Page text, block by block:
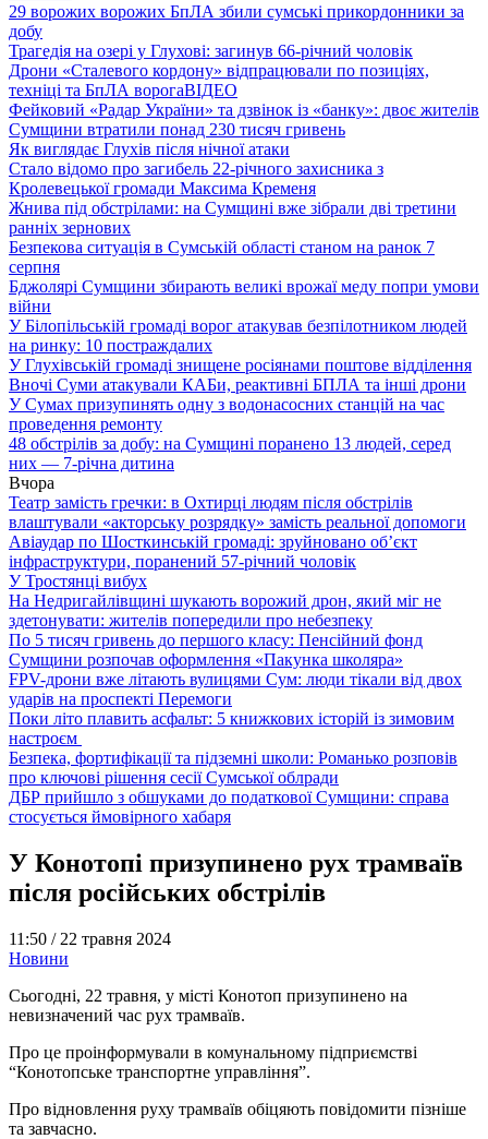
29 ворожих ворожих БпЛА збили сумські прикордонники за
добу
Трагедія на озері у Глухові: загинув 66-річний чоловік
Дрони «Сталевого кордону» відпрацювали по позиціях,
техніці та БпЛА ворогаВІДЕО
Фейковий «Радар України» та дзвінок із «банку»: двоє жителів
Сумщини втратили понад 230 тисяч гривень
Як виглядає Глухів після нічної атаки
Стало відомо про загибель 22-річного захисника з
Кролевецької громади Максима Кременя
Жнива під обстрілами: на Сумщині вже зібрали дві третини
ранніх зернових
Безпекова ситуація в Сумській області станом на ранок 7
серпня
Бджолярі Сумщини збирають великі врожаї меду попри умови
війни
У Білопільській громаді ворог атакував безпілотником людей
на ринку: 10 постраждалих
У Глухівській громаді знищене росіянами поштове відділення
Вночі Суми атакували КАБи, реактивні БПЛА та інші дрони
У Сумах призупинять одну з водонасосних станцій на час
проведення ремонту
48 обстрілів за добу: на Сумщині поранено 13 людей, серед
них — 7-річна дитина
Вчора
Театр замість гречки: в Охтирці людям після обстрілів
влаштували «акторську розрядку» замість реальної допомоги
Авіаудар по Шосткинській громаді: зруйновано об’єкт
інфраструктури, поранений 57-річний чоловік
У Тростянці вибух
На Недригайлівщині шукають ворожий дрон, який міг не
здетонувати: жителів попередили про небезпеку
По 5 тисяч гривень до першого класу: Пенсійний фонд
Сумщини розпочав оформлення «Пакунка школяра»
FPV-дрони вже літають вулицями Сум: люди тікали від двох
ударів на проспекті Перемоги
Поки літо плавить асфальт: 5 книжкових історій із зимовим
настроєм
Безпека, фортифікації та підземні школи: Романько розповів
про ключові рішення сесії Сумської облради
ДБР прийшло з обшуками до податкової Сумщини: справа
стосується ймовірного хабаря
У Конотопі призупинено рух трамваїв
після російських обстрілів
11:50 / 22 травня 2024
Новини
Сьогодні, 22 травня, у місті Конотоп призупинено на
невизначений час рух трамваїв.
Про це проінформували в комунальному підприємстві
“Конотопське транспортне управління”.
Про відновлення руху трамваїв обіцяють повідомити пізніше
та завчасно.